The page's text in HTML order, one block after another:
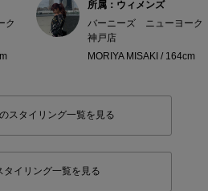
ク
所属：ウィメンズ
バーニーズ ニューヨーク
神戸店
MORIYA MISAKI / 164cm
スタイリング一覧を見る
タイリング一覧を見る